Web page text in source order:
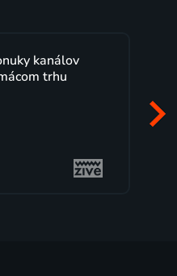
kanálov
trhu